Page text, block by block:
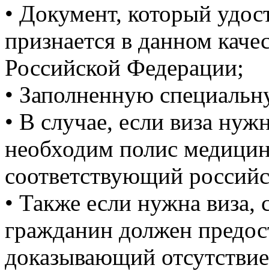
• Документ, который
признается в данном
Российской Федерации;
• Заполненную
• В случае, если виза
необходим полис
соответствующий
• Также если нужна виза,
гражданин должен
доказывающий